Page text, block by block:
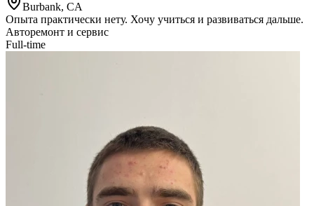
Burbank, CA
Опыта практически нету. Хочу учиться и развиваться дальше.
Авторемонт и cервис
Full-time